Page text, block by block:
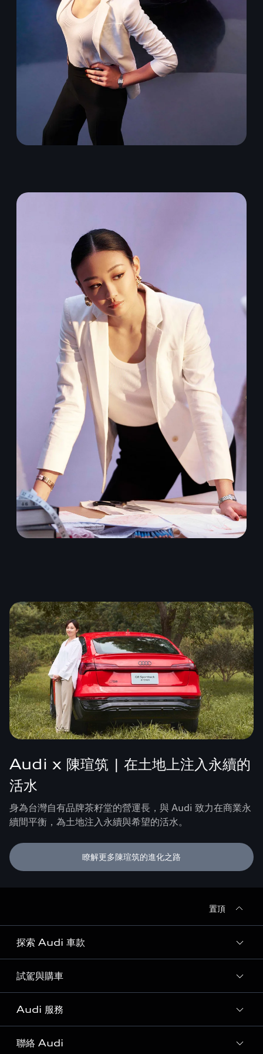
Audi x 陳瑄筑 | 在土地上注入永續的
活水
身為台灣自有品牌茶籽堂的營運長，與 Audi 致力在商業永
續間平衡，為土地注入永續與希望的活水。
瞭解更多陳瑄筑的進化之路
置頂
探索 Audi 車款
所有車款
客製化您的 Audi
Audi 純電生活圈
奧迪嚴選中古車
試駕與購車
購車方案
最新優惠
Audi 服務
Audi 原廠配件與精品
聯絡 Audi